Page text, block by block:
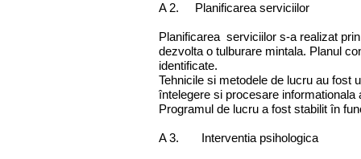
A 2. Planificarea serviciilor
Planificarea serviciilor s-a realizat
dezvolta o tulburare mintala. Planul
identificate.
Tehnicile si metodele de lucru au fost
întelegere si procesare informationala
Programul de lucru a fost stabilit în
A 3. Interventia psihologica